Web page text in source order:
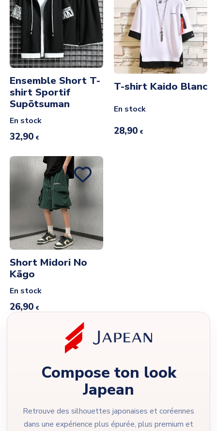
Ensemble Short T-
shirt Sportif
Supōtsuman
En stock
32,90 €
T-shirt Kaido Blanc
En stock
28,90 €
Short Midori No
Kāgo
En stock
26,90 €
Compose ton look
Japean
Retrouve des silhouettes japonaises et coréennes
dans une expérience plus épurée, plus premium et